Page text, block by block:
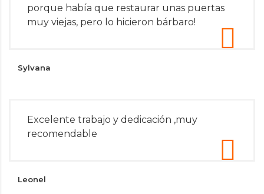
porque había que restaurar unas puertas
muy viejas, pero lo hicieron bárbaro!
Sylvana
Excelente trabajo y dedicación ,muy
recomendable
Leonel